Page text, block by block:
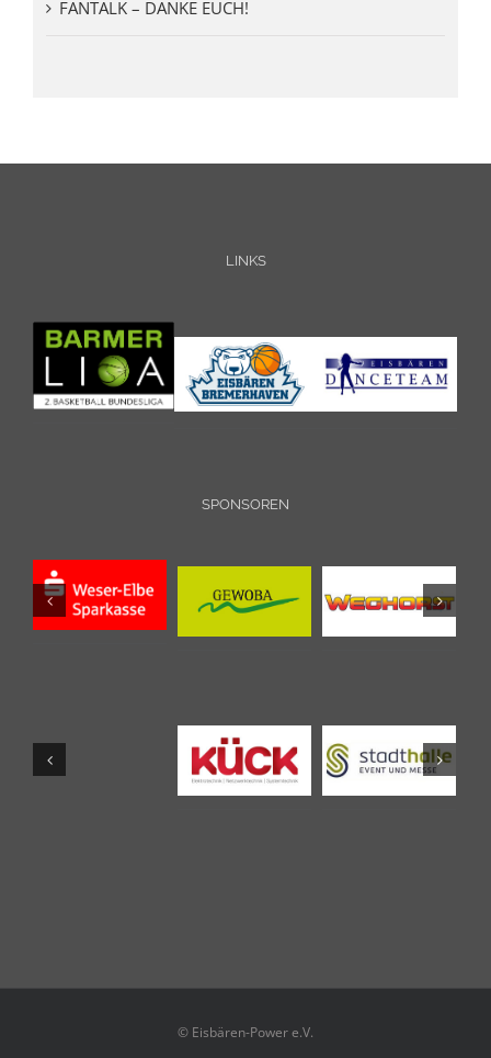
FANTALK – DANKE EUCH!
LINKS
SPONSOREN
© Eisbären-Power e.V.